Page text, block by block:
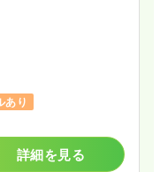
あり
詳細を見る